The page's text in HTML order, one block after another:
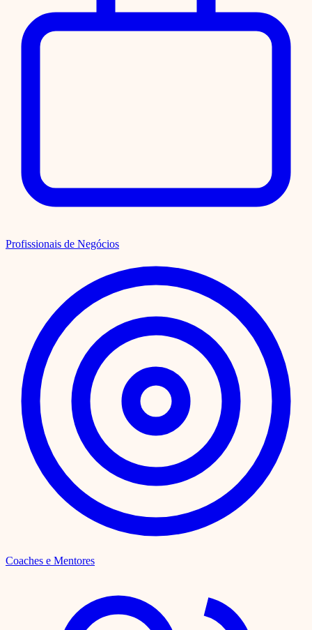
Profissionais de Negócios
Coaches e Mentores